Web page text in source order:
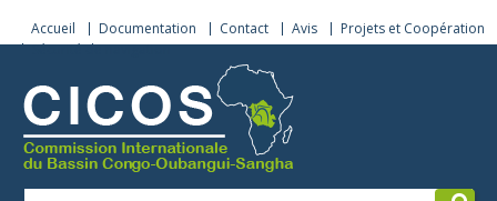
Accueil Documentation Contact Avis
Projets et Coopération
Sécurité de navigation